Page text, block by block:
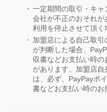
一定期間の取引・キ
会社が不正のおそれ
利用を停止させて頂く
加盟店による自己取
が判断した場合、
収書などお支払い時
があります。加盟店
は、必ず、PayPayポ
書などお支払い時のお